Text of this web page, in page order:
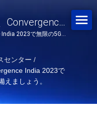
Convergence
応の未来に備
India 2023で無限の5G対
センター /
India 2023で
えましょう。